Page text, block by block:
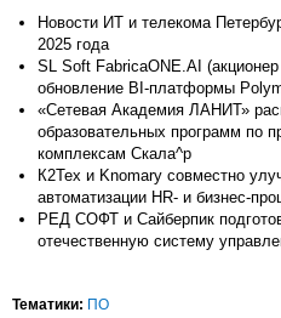
Новости ИТ и телекома
2025 года
SL Soft FabricaONE.AI
обновление BI-платформы
«Сетевая Академия ЛАНИТ»
образовательных программ по
комплексам Скала^p
К2Тех и Knomary совместно
автоматизации HR- и бизнес-
РЕД СОФТ и Сайберпик
отечественную систему
Тематики: ПО